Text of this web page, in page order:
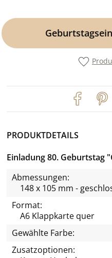
PRODUKTDETAILS
Einladung 80. Geburtstag
Abmessungen:
148 x 105 mm -
Format:
A6 Klappkarte quer
Gewählte Farbe:
Zusatzoptionen: